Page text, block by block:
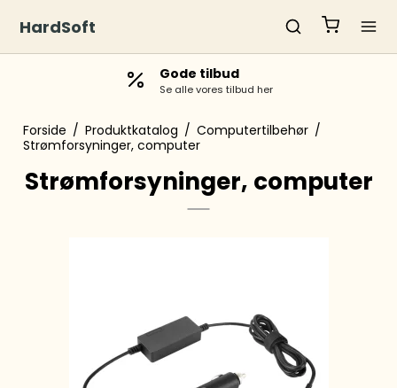
HardSoft
Gode tilbud
Se alle vores tilbud her
Forside / Produktkatalog / Computertilbehør /
Strømforsyninger, computer
Strømforsyninger, computer